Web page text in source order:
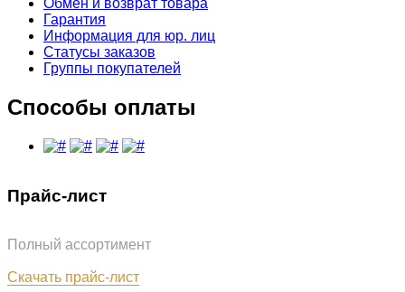
Обмен и возврат товара
Гарантия
Информация для юр. лиц
Статусы заказов
Группы покупателей
Способы оплаты
Прайс-лист
Полный ассортимент
Скачать прайс-лист